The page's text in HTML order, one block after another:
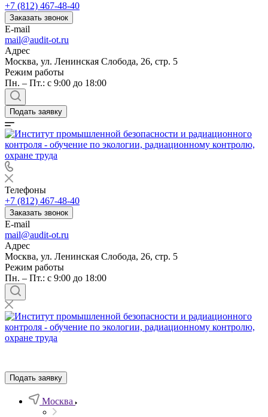
+7 (812) 467-48-40
Заказать звонок
E-mail
mail@audit-ot.ru
Адрес
Москва, ул. Ленинская Слобода, 26, стр. 5
Режим работы
Пн. – Пт.: с 9:00 до 18:00
Подать заявку
Телефоны
+7 (812) 467-48-40
Заказать звонок
E-mail
mail@audit-ot.ru
Адрес
Москва, ул. Ленинская Слобода, 26, стр. 5
Режим работы
Пн. – Пт.: с 9:00 до 18:00
Подать заявку
Москва